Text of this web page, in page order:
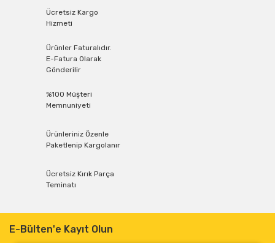
Ücretsiz Kargo
Hizmeti
Ürünler Faturalıdır.
E-Fatura Olarak
Gönderilir
%100 Müşteri
Memnuniyeti
Ürünleriniz Özenle
Paketlenip Kargolanır
Ücretsiz Kırık Parça
Teminatı
E-Bülten'e Kayıt Olun